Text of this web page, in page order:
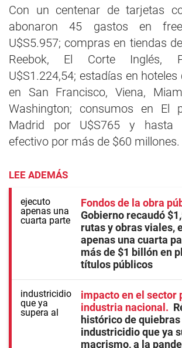
Con un centenar de tarjetas
abonaron 45 gastos en
U$S5.957; compras en tiendas
Reebok, El Corte Inglés,
U$S1.224,54; estadías en
en San Francisco, Viena,
Washington; consumos en El
Madrid por U$S765 y hasta
efectivo por más de $60 millones.
LEE ADEMÁS
Fondos de la obra
Gobierno recaudó
rutas y obras viales,
apenas una cuarta
más de $1 billón en
títulos públicos
impacto en el sector
industria nacional
histórico de quiebras
industricidio que ya
macrismo, a la